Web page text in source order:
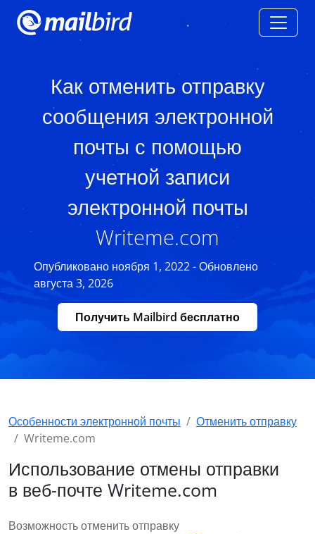
Как отменить отправку
сообщения электронной
почты с помощью
учетной записи
электронной почты
Writeme.com
Опубликовано ноября 1, 2022 - Обновлено
августа 3, 2026
Получить Mailbird бесплатно
Особенности электронной почты
Отменить отправку
Writeme.com
Использование отмены отправки
в веб-почте Writeme.com
Возможность отменить отправку